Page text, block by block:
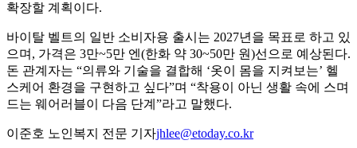
확장할 계획이다.
바이탈 벨트의 일반 소비자용 출시는 2027년을 목표로 하고 있
으며, 가격은 3만~5만 엔(한화 약 30~50만 원)선으로 예상된다.
돈 관계자는 “의류와 기술을 결합해 ‘옷이 몸을 지켜보는’ 헬
스케어 환경을 구현하고 싶다”며 “착용이 아닌 생활 속에 스며
드는 웨어러블이 다음 단계”라고 말했다.
이준호 노인복지 전문 기자jhlee@etoday.co.kr